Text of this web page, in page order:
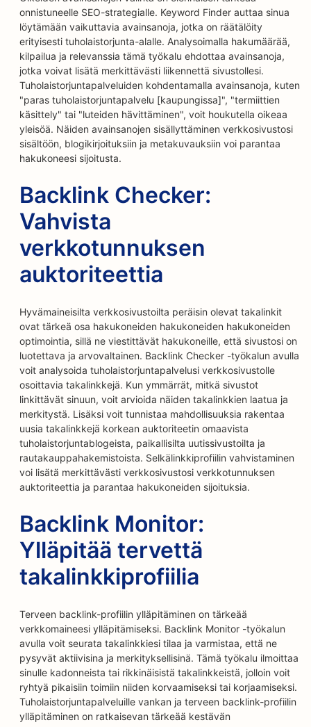
onnistuneelle SEO-strategialle. Keyword Finder auttaa sinua
löytämään vaikuttavia avainsanoja, jotka on räätälöity
erityisesti tuholaistorjunta-alalle. Analysoimalla hakumäärää,
kilpailua ja relevanssia tämä työkalu ehdottaa avainsanoja,
jotka voivat lisätä merkittävästi liikennettä sivustollesi.
Tuholaistorjuntapalveluiden kohdentamalla avainsanoja, kuten
"paras tuholaistorjuntapalvelu [kaupungissa]", "termiittien
käsittely" tai "luteiden hävittäminen", voit houkutella oikeaa
yleisöä. Näiden avainsanojen sisällyttäminen verkkosivustosi
sisältöön, blogikirjoituksiin ja metakuvauksiin voi parantaa
hakukoneesi sijoitusta.
Backlink Checker:
Vahvista
verkkotunnuksen
auktoriteettia
Hyvämaineisilta verkkosivustoilta peräisin olevat takalinkit
ovat tärkeä osa hakukoneiden hakukoneiden hakukoneiden
optimointia, sillä ne viestittävät hakukoneille, että sivustosi on
luotettava ja arvovaltainen. Backlink Checker -työkalun avulla
voit analysoida tuholaistorjuntapalvelusi verkkosivustolle
osoittavia takalinkkejä. Kun ymmärrät, mitkä sivustot
linkittävät sinuun, voit arvioida näiden takalinkkien laatua ja
merkitystä. Lisäksi voit tunnistaa mahdollisuuksia rakentaa
uusia takalinkkejä korkean auktoriteetin omaavista
tuholaistorjuntablogeista, paikallisilta uutissivustoilta ja
rautakauppahakemistoista. Selkälinkkiprofiilin vahvistaminen
voi lisätä merkittävästi verkkosivustosi verkkotunnuksen
auktoriteettia ja parantaa hakukoneiden sijoituksia.
Backlink Monitor:
Ylläpitää tervettä
takalinkkiprofiilia
Terveen backlink-profiilin ylläpitäminen on tärkeää
verkkomaineesi ylläpitämiseksi. Backlink Monitor -työkalun
avulla voit seurata takalinkkiesi tilaa ja varmistaa, että ne
pysyvät aktiivisina ja merkityksellisinä. Tämä työkalu ilmoittaa
sinulle kadonneista tai rikkinäisistä takalinkkeistä, jolloin voit
ryhtyä pikaisiin toimiin niiden korvaamiseksi tai korjaamiseksi.
Tuholaistorjuntapalveluille vankan ja terveen backlink-profiilin
ylläpitäminen on ratkaisevan tärkeää kestävän